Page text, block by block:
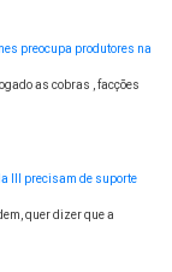
preocupa produtores na
as cobras , facções
III precisam de suporte
quer dizer que a